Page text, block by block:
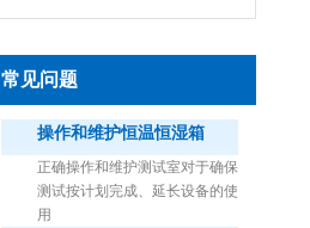
常见问题
操作和维护恒温恒湿箱
正确操作和维护测试室对于确保
测试按计划完成、延长设备的使
用